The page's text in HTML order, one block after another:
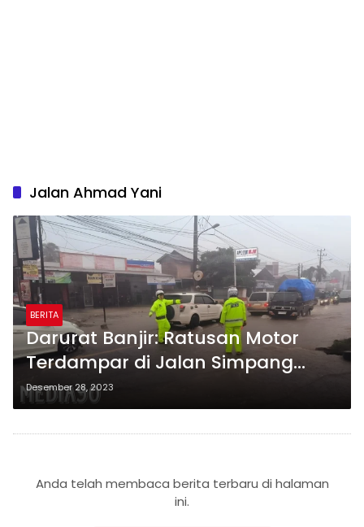
Jalan Ahmad Yani
BERITA
Darurat Banjir: Ratusan Motor
Terdampar di Jalan Simpang
Pusri Pringsewu Akibat Hujan
Lebat
Desember 28, 2023
Anda telah membaca berita terbaru di halaman
ini.